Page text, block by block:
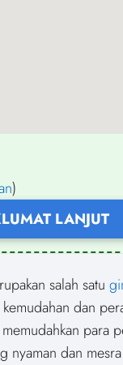
)
LANJUT
salah satu
dan
para
nyaman dan